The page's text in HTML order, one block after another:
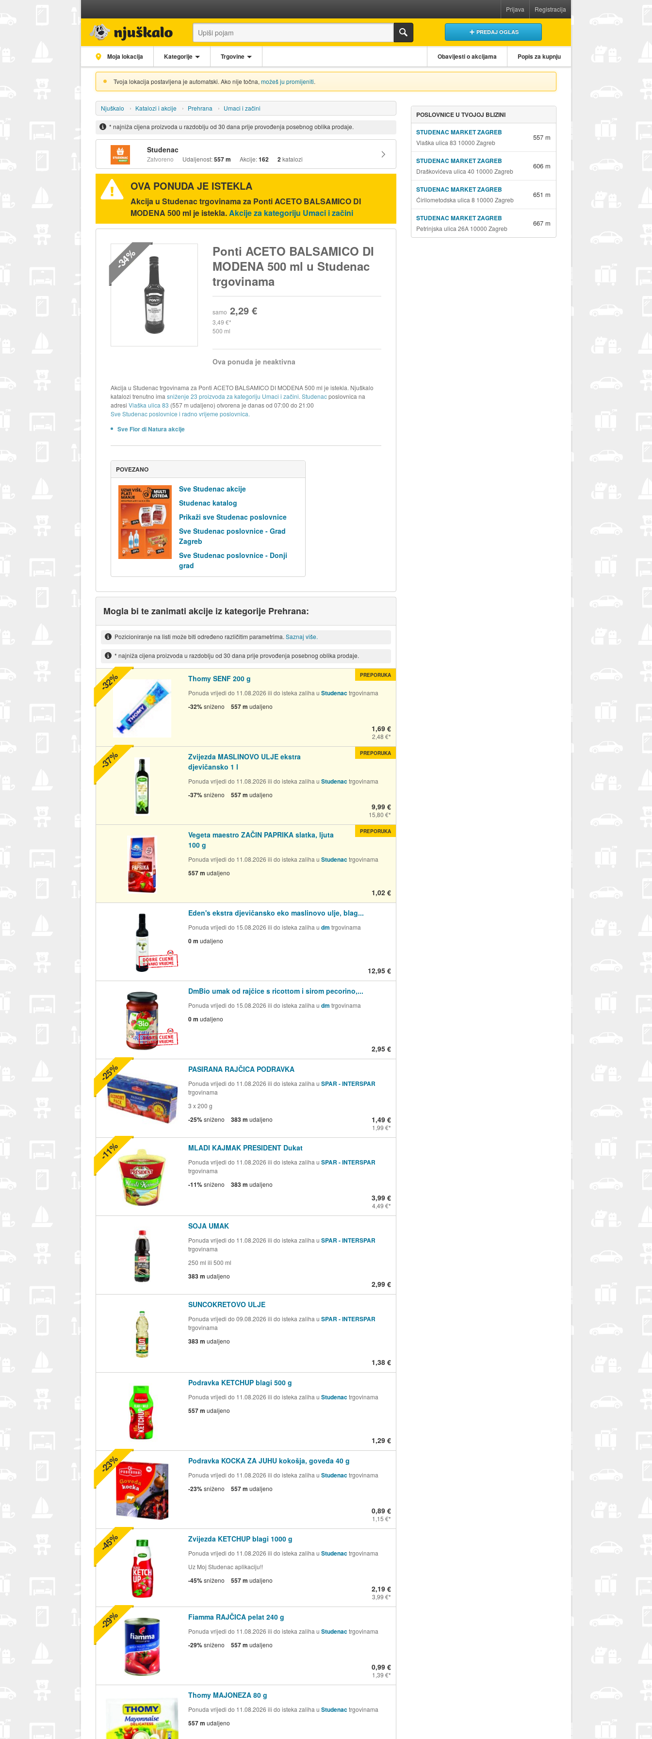
Prijava Registracija
PREDAJ OGLAS
Moja lokacija Kategorije Trgovine Obavijesti o akcijama Popis za kupnju
Tvoja lokacija postavljena je automatski. Ako nije točna, možeš ju promijeniti.
Njuškalo Katalozi i akcije Prehrana Umaci i začini
* najniža cijena proizvoda u razdoblju od 30 dana prije provođenja posebnog oblika prodaje.
Studenac
Zatvoreno Udaljenost:557 m Akcije:162 2katalozi
OVA PONUDA JE ISTEKLA
Akcija u Studenac trgovinama za Ponti ACETO BALSAMICO DI
MODENA 500 ml je istekla.Akcije za kategoriju Umaci i začini
-34%
Ponti ACETO BALSAMICO DI
MODENA 500 ml u Studenac
trgovinama
samo 2,29 €
3,49 €
500 ml
Ova ponuda je neaktivna
Akcija u Studenac trgovinama za Ponti ACETO BALSAMICO DI MODENA 500 ml je istekla. Njuškalo
katalozi trenutno imasniženje 23 proizvoda za kategoriju Umaci i začini.Studenacposlovnica na
adresi Vlaška ulica 83 (557 m udaljeno) otvorena je danas od 07:00 do 21:00
Sve Studenac poslovnice i radno vrijeme poslovnica.
Sve Fior di Natura akcije
POVEZANO
Sve Studenac akcije
Studenac katalog
Prikaži sve Studenac poslovnice
Sve Studenac poslovnice - Grad
Zagreb
Sve Studenac poslovnice - Donji
grad
Mogla bi te zanimati akcije iz kategorije Prehrana:
Pozicioniranje na listi može biti određeno različitim parametrima. Saznaj više.
* najniža cijena proizvoda u razdoblju od 30 dana prije provođenja posebnog oblika prodaje.
Thomy SENF 200 g
Ponuda vrijedi do 11.08.2026 ili do isteka zaliha u Studenactrgovinama
-32%sniženo 557 m udaljeno
1,69 €
2,48 €
PREPORUKA
-32%
Zvijezda MASLINOVO ULJE ekstra
djevičansko 1 l
Ponuda vrijedi do 11.08.2026 ili do isteka zaliha u Studenactrgovinama
-37%sniženo 557 m udaljeno
9,99 €
15,80 €
PREPORUKA
-37%
Vegeta maestro ZAČIN PAPRIKA slatka, ljuta
100 g
Ponuda vrijedi do 11.08.2026 ili do isteka zaliha u Studenactrgovinama
557 m udaljeno
1,02 €
PREPORUKA
Eden's ekstra djevičansko eko maslinovo ulje, blag...
Ponuda vrijedi do 15.08.2026 ili do isteka zaliha u dm trgovinama
0 m udaljeno
12,95 €
DmBio umak od rajčice s ricottom i sirom pecorino,...
Ponuda vrijedi do 15.08.2026 ili do isteka zaliha u dm trgovinama
0 m udaljeno
2,95 €
PASIRANA RAJČICA PODRAVKA
Ponuda vrijedi do 11.08.2026 ili do isteka zaliha u SPAR - INTERSPAR
trgovinama
3 x 200 g
-25%sniženo 383 m udaljeno 1,49 €
1,99 €
-25%
MLADI KAJMAK PRESIDENT Dukat
Ponuda vrijedi do 11.08.2026 ili do isteka zaliha u SPAR - INTERSPAR
trgovinama
-11%sniženo 383 m udaljeno
3,99 €
4,49 €
-11%
SOJA UMAK
Ponuda vrijedi do 11.08.2026 ili do isteka zaliha u SPAR - INTERSPAR
trgovinama
250 ml ili 500 ml
383 m udaljeno
2,99 €
SUNCOKRETOVO ULJE
Ponuda vrijedi do 09.08.2026 ili do isteka zaliha u SPAR - INTERSPAR
trgovinama
383 m udaljeno
1,38 €
Podravka KETCHUP blagi 500 g
Ponuda vrijedi do 11.08.2026 ili do isteka zaliha u Studenactrgovinama
557 m udaljeno
1,29 €
Podravka KOCKA ZA JUHU kokošja, goveđa 40 g
Ponuda vrijedi do 11.08.2026 ili do isteka zaliha u Studenactrgovinama
-23%sniženo 557 m udaljeno
0,89 €
1,15 €
-23%
Zvijezda KETCHUP blagi 1000 g
Ponuda vrijedi do 11.08.2026 ili do isteka zaliha u Studenactrgovinama
Uz Moj Studenac aplikaciju!!
-45%sniženo 557 m udaljeno
2,19 €
3,99 €
-45%
Fiamma RAJČICA pelat 240 g
Ponuda vrijedi do 11.08.2026 ili do isteka zaliha u Studenactrgovinama
-29%sniženo 557 m udaljeno
0,99 €
1,39 €
-29%
Thomy MAJONEZA 80 g
Ponuda vrijedi do 11.08.2026 ili do isteka zaliha u Studenactrgovinama
557 m udaljeno
POSLOVNICE U TVOJOJ BLIZINI
STUDENAC MARKET ZAGREB
Vlaška ulica 83 10000 Zagreb
557 m
STUDENAC MARKET ZAGREB
Draškovićeva ulica 40 10000 Zagreb
606 m
STUDENAC MARKET ZAGREB
Ćirilometodska ulica 8 10000 Zagreb
651 m
STUDENAC MARKET ZAGREB
Petrinjska ulica 26A 10000 Zagreb
667 m